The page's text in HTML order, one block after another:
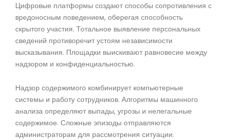
Цифровые платформы создают способы сопротивления с
вредоносным поведением, оберегая способность
скрытого участия. Тотальное выявление персональных
сведений противоречит устоям независимости
высказывания. Площадки выискивают равновесие между
надзором и конфиденциальностью.
Надзор содержимого комбинирует компьютерные
системы и работу сотрудников. Алгоритмы машинного
анализа определяют выпады, угрозы и нелегальные
содержимое. Сложные эпизоды отправляются
администраторам для рассмотрения ситуации.